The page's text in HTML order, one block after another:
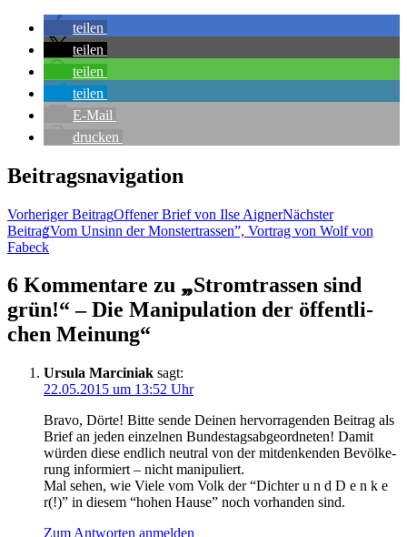
tei­len
tei­len
tei­len
tei­len
E‑Mail
dru­cken
Beitragsnavigation
Vorheriger BeitragOffe­ner Brief von Ilse AignerNächster
Beitrag
“Vom Unsinn der Mons­ter­tras­sen”, Vor­trag von Wolf von
Fabeck
6 Kommentare zu „
„Strom­tras­sen sind
grün!“ – Die Mani­pu­la­ti­on der öffent­li­
chen Meinung“
Ursula Marciniak sagt:
22.05.2015 um 13:52 Uhr
Bra­vo, Dör­te! Bit­te sen­de Dei­nen her­vor­ra­gen­den Bei­trag als
Brief an jeden ein­zel­nen Bun­des­tags­ab­ge­ord­ne­ten! Damit
wür­den die­se end­lich neu­tral von der mit­den­ken­den Bevöl­ke­
rung infor­miert – nicht manipuliert.
Mal sehen, wie Vie­le vom Volk der “Dich­ter u n d D e n k e
r(!)” in die­sem “hohen Hau­se” noch vor­han­den sind.
Zum Antworten anmelden